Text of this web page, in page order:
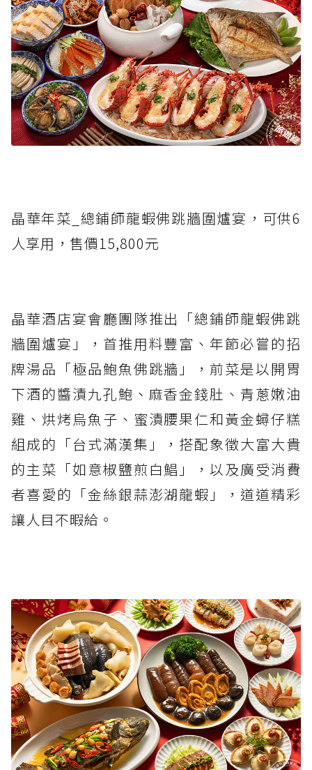
晶華年菜_總鋪師龍蝦佛跳牆圍爐宴，可供6
人享用，售價15,800元
晶華酒店宴會廳團隊推出「總鋪師龍蝦佛跳
牆圍爐宴」，首推用料豐富、年節必嘗的招
牌湯品「極品鮑魚佛跳牆」，前菜是以開胃
下酒的醬漬九孔鮑、麻香金錢肚、青蔥嫩油
雞、烘烤烏魚子、蜜漬腰果仁和黃金蟳仔糕
組成的「台式滿漢集」，搭配象徵大富大貴
的主菜「如意椒鹽煎白鯧」，以及廣受消費
者喜愛的「金絲銀蒜澎湖龍蝦」，道道精彩
讓人目不暇給。